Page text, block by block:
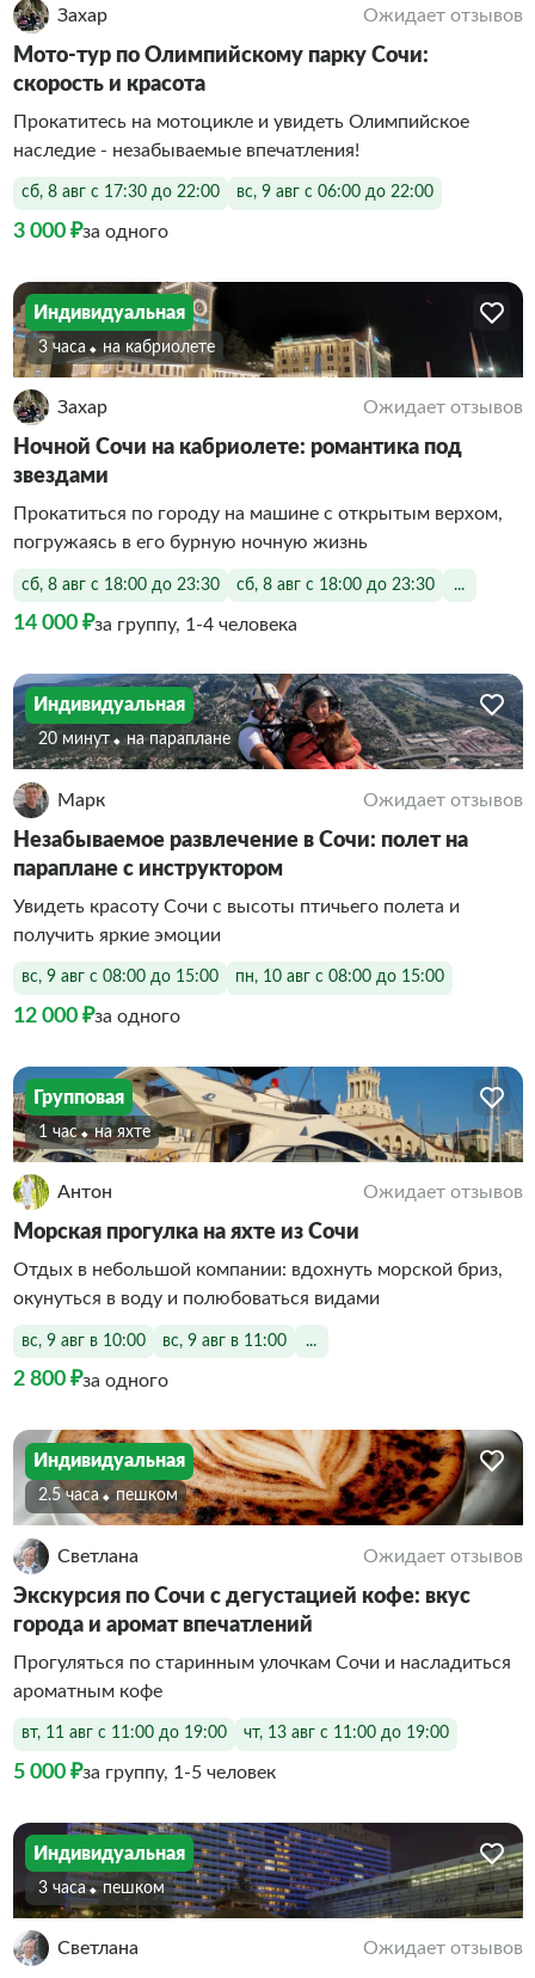
Захар Ожидает отзывов
Мото-тур по Олимпийскому парку Сочи:
скорость и красота
Прокатитесь на мотоцикле и увидеть Олимпийское
наследие - незабываемые впечатления!
сб, 8 авг с 17:30 до 22:00 вс, 9 авг с 06:00 до 22:00
3 000 ₽за одного
Индивидуальная
3 часа На кабриолете
Захар Ожидает отзывов
Ночной Сочи на кабриолете: романтика под
звездами
Прокатиться по городу на машине с открытым верхом,
погружаясь в его бурную ночную жизнь
сб, 8 авг с 18:00 до 23:30 сб, 8 авг с 18:00 до 23:30 ...
14 000 ₽за группу, 1-4 человека
Индивидуальная
20 минут На параплане
Марк Ожидает отзывов
Незабываемое развлечение в Сочи: полет на
параплане с инструктором
Увидеть красоту Сочи с высоты птичьего полета и
получить яркие эмоции
вс, 9 авг с 08:00 до 15:00 пн, 10 авг с 08:00 до 15:00
12 000 ₽за одного
Групповая
1 час На яхте
Антон Ожидает отзывов
Морская прогулка на яхте из Сочи
Отдых в небольшой компании: вдохнуть морской бриз,
окунуться в воду и полюбоваться видами
вс, 9 авг в 10:00 вс, 9 авг в 11:00 ...
2 800 ₽за одного
Индивидуальная
2.5 часа Пешком
Светлана Ожидает отзывов
Экскурсия по Сочи с дегустацией кофе: вкус
города и аромат впечатлений
Прогуляться по старинным улочкам Сочи и насладиться
ароматным кофе
вт, 11 авг с 11:00 до 19:00 чт, 13 авг с 11:00 до 19:00
5 000 ₽за группу, 1-5 человек
Индивидуальная
3 часа Пешком
Светлана Ожидает отзывов